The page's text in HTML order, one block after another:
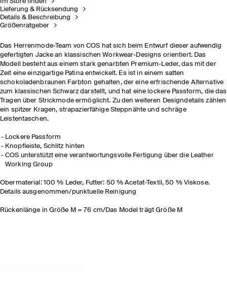
Lieferung & Rücksendung
Details & Beschreibung
Größenratgeber
Das Herrenmode-Team von COS hat sich beim Entwurf dieser aufwendig
gefertigten Jacke an klassischen Workwear-Designs orientiert. Das
Modell besteht aus einem stark genarbten Premium-Leder, das mit der
Zeit eine einzigartige Patina entwickelt. Es ist in einem satten
schokoladenbraunen Farbton gehalten, der eine erfrischende Alternative
zum klassischen Schwarz darstellt, und hat eine lockere Passform, die das
Tragen über Strickmode ermöglicht. Zu den weiteren Designdetails zählen
ein spitzer Kragen, strapazierfähige Steppnähte und schräge
Leistentaschen.
Lockere Passform
Knopfleiste, Schlitz hinten
COS unterstützt eine verantwortungsvolle Fertigung über die Leather
Working Group
Obermaterial: 100 % Leder, Futter: 50 % Acetat-Textil, 50 % Viskose.
Details ausgenommen/punktuelle Reinigung
Rückenlänge in Größe M = 76 cm/Das Model trägt Größe M